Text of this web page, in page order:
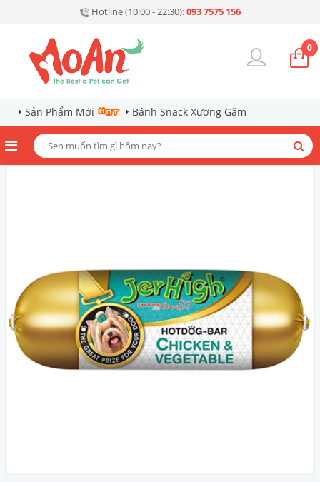
Hotline (10:00 - 22:30):093 7575 156
0
Sản Phẩm Mới Bánh Snack Xương Gặm